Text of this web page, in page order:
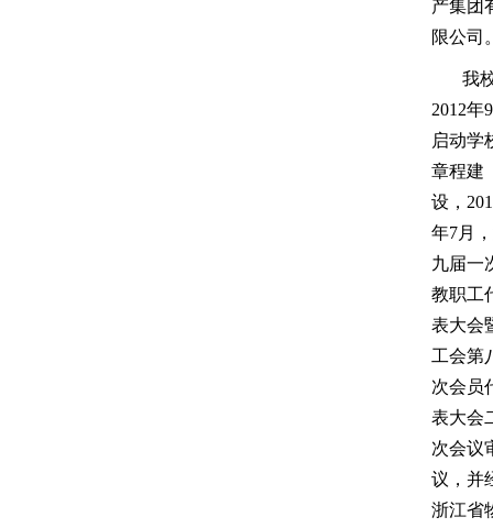
产集团
限公司。
我
2012年
启动学
章程建
设，
年7月
九届一
教职工
表大会
工会第
次会员
表大会
次会议
议，并
浙江省